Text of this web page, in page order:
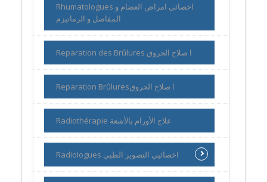
Rhumatologues اخصائي امراض العضام و
المفاصل و الرماتيزم
Reparation des Brûlures ا صلاح الحروق
Reparation Brûluresا صلاح الحروق
Radiothérapie علاج الأورام بالأشعة
Radiologues اخصائيي التصوير الطبي